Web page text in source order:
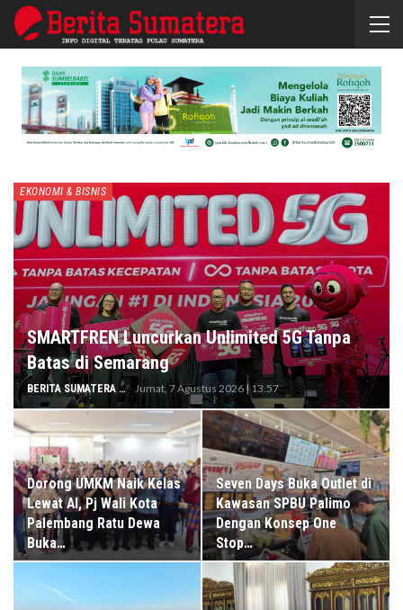
EKONOMI & BISNIS
SMARTFREN Luncurkan Unlimited 5G Tanpa
Batas di Semarang
BERITA SUMATERA Jumat, 7 Agustus 2026 | 13.57
Dorong UMKM Naik Kelas
Lewat AI, Pj Wali Kota
Palembang Ratu Dewa
Buka…
Seven Days Buka Outlet di
Kawasan SPBU Palimo
Dengan Konsep One
Stop…